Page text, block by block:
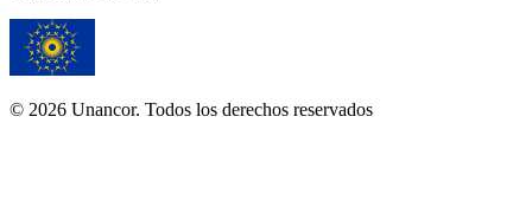
© 2026 Unancor. Todos los derechos reservados